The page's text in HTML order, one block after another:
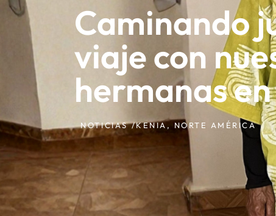
Caminando
viaje con
hermanas
NOTICIAS /KENIA, NORTE AMÉRICA